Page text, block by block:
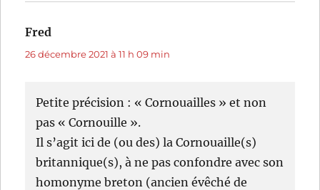
Fred
26 décembre 2021 à 11 h 09 min
Petite précision : « Cornouailles » et non
pas « Cornouille ».
Il s’agit ici de (ou des) la Cornouaille(s)
britannique(s), à ne pas confondre avec son
homonyme breton (ancien évêché de